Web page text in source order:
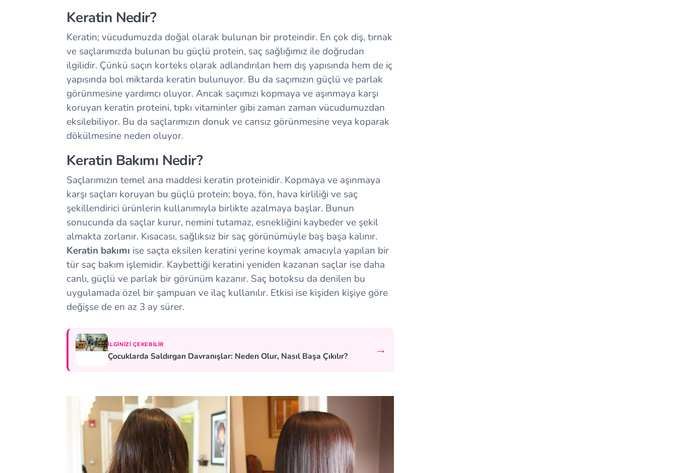
Keratin Nedir?
Keratin; vücudumuzda doğal olarak bulunan bir proteindir. En çok diş, tırnak
ve saçlarımızda bulunan bu güçlü protein, saç sağlığımız ile doğrudan
ilgilidir. Çünkü saçın korteks olarak adlandırılan hem dış yapısında hem de iç
yapısında bol miktarda keratin bulunuyor. Bu da saçımızın güçlü ve parlak
görünmesine yardımcı oluyor. Ancak saçımızı kopmaya ve aşınmaya karşı
koruyan keratin proteini, tıpkı vitaminler gibi zaman zaman vücudumuzdan
eksilebiliyor. Bu da saçlarımızın donuk ve cansız görünmesine veya koparak
dökülmesine neden oluyor.
Keratin Bakımı Nedir?
Saçlarımızın temel ana maddesi keratin proteinidir. Kopmaya ve aşınmaya
karşı saçları koruyan bu güçlü protein; boya, fön, hava kirliliği ve saç
şekillendirici ürünlerin kullanımıyla birlikte azalmaya başlar. Bunun
sonucunda da saçlar kurur, nemini tutamaz, esnekliğini kaybeder ve şekil
almakta zorlanır. Kısacası, sağlıksız bir saç görünümüyle baş başa kalınır.
Keratin bakımı ise saçta eksilen keratini yerine koymak amacıyla yapılan bir
tür saç bakım işlemidir. Kaybettiği keratini yeniden kazanan saçlar ise daha
canlı, güçlü ve parlak bir görünüm kazanır. Saç botoksu da denilen bu
uygulamada özel bir şampuan ve ilaç kullanılır. Etkisi ise kişiden kişiye göre
değişse de en az 3 ay sürer.
İLGINIZI ÇEKEBILIR
Çocuklarda Saldırgan Davranışlar: Neden Olur, Nasıl Başa Çıkılır? →